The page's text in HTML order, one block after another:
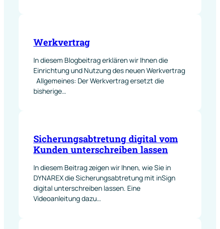
Werkvertrag
In diesem Blogbeitrag erklären wir Ihnen die
Einrichtung und Nutzung des neuen Werkvertrag
Allgemeines: Der Werkvertrag ersetzt die
bisherige…
Sicherungsabtretung digital vom
Kunden unterschreiben lassen
In diesem Beitrag zeigen wir Ihnen, wie Sie in
DYNAREX die Sicherungsabtretung mit inSign
digital unterschreiben lassen. Eine
Videoanleitung dazu…